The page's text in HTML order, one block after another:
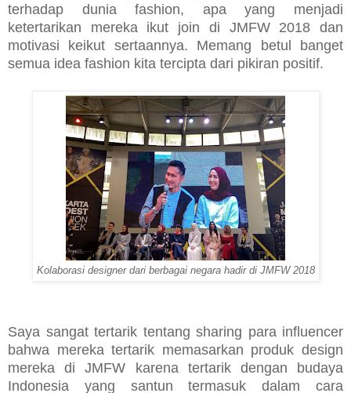
terhadap dunia fashion, apa yang menjadi
ketertarikan mereka ikut join di JMFW 2018 dan
motivasi keikut sertaannya. Memang betul banget
semua idea fashion kita tercipta dari pikiran positif.
Kolaborasi designer dari berbagai negara hadir di JMFW 2018
Saya sangat tertarik tentang sharing para influencer
bahwa mereka tertarik memasarkan produk design
mereka di JMFW karena tertarik dengan budaya
Indonesia yang santun termasuk dalam cara